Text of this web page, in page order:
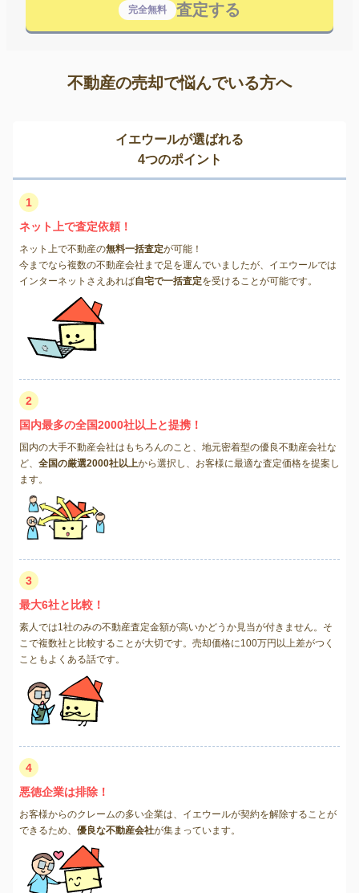
完全無料 査定する
不動産の売却で悩んでいる方へ
イエウールが選ばれる
4つのポイント
1
ネット上で査定依頼！
ネット上で不動産の無料一括査定が可能！
今までなら複数の不動産会社まで足を運んでいましたが、イエウールでは
インターネットさえあれば自宅で一括査定を受けることが可能です。
2
国内最多の全国2000社以上と提携！
国内の大手不動産会社はもちろんのこと、地元密着型の優良不動産会社な
ど、 全国の厳選2000社以上から選択し、お客様に最適な査定価格を提案し
ます。
3
最大6社と比較！
素人では1社のみの不動産査定金額が高いかどうか見当が付きません。そ
こで複数社と比較することが大切です。売却価格に100万円以上差がつく
こともよくある話です。
4
悪徳企業は排除！
お客様からのクレームの多い企業は、イエウールが契約を解除することが
できるため、 優良な不動産会社が集まっています。